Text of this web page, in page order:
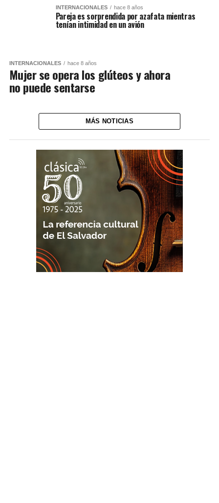
INTERNACIONALES hace 8 años
Pareja es sorprendida por azafata mientras
tenían intimidad en un avión
INTERNACIONALES hace 8 años
Mujer se opera los glúteos y ahora
no puede sentarse
MÁS NOTICIAS